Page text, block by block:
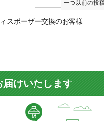
スポーザー交換のお客様
届けいたします